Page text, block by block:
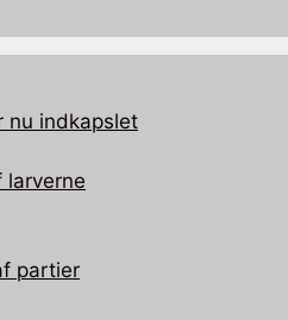
nu indkapslet
larverne
partier